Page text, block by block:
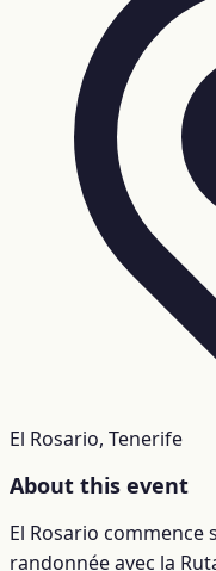
El Rosario, Tenerife
About this event
El Rosario
randonnée avec la